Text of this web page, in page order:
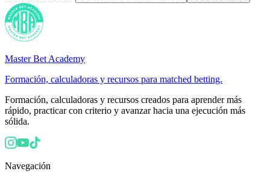
Master Bet Academy
Formación, calculadoras y recursos para matched betting.
Formación, calculadoras y recursos creados para aprender más
rápido, practicar con criterio y avanzar hacia una ejecución más
sólida.
Navegación